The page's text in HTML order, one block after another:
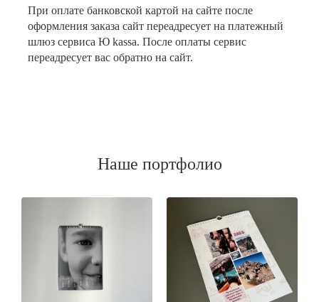
При оплате банковской картой на сайте после
оформления заказа сайт переадресует на платежный
шлюз сервиса Ю kassa. После оплаты сервис
переадресует вас обратно на сайт.
Наше портфолио